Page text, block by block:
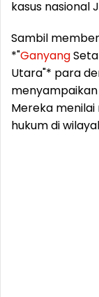
kasus nasional
Sambil
*"Ganyang
Utara"* para
Mereka
hukum di